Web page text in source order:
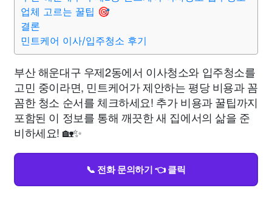
업체 고르는 꿀팁 🎯
결론
민트케어 이사/입주청소 후기
부산 해운대구 우제2동에서 이사청소와 입주청소를
고민 중이라면, 민트케어가 제안하는 평당 비용과 꼼
꼼한 청소 순서를 체크하세요! 추가 비용과 꿀팁까지
포함된 이 정보를 통해 깨끗한 새 집에서의 삶을 준
비하세요! 🏡✨
📞 전화 문의하기 👈 클릭